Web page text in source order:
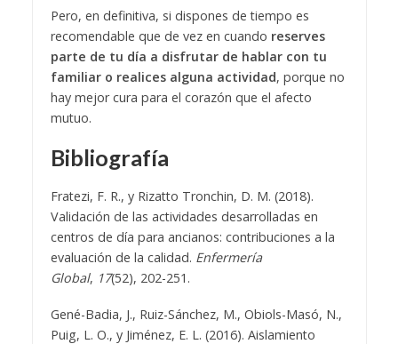
Pero, en definitiva, si dispones de tiempo es
recomendable que de vez en cuando reserves
parte de tu día a disfrutar de hablar con tu
familiar o realices alguna actividad, porque no
hay mejor cura para el corazón que el afecto
mutuo.
Bibliografía
Fratezi, F. R., y Rizatto Tronchin, D. M. (2018).
Validación de las actividades desarrolladas en
centros de día para ancianos: contribuciones a la
evaluación de la calidad. Enfermería
Global, 17(52), 202-251.
Gené-Badia, J., Ruiz-Sánchez, M., Obiols-Masó, N.,
Puig, L. O., y Jiménez, E. L. (2016). Aislamiento